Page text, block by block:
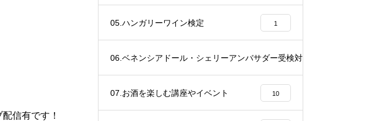
信有です！
05.ハンガリーワイン検定 1
06.ベネンシアドール・シェリーアンバサダー受検対策講座
07.お酒を楽しむ講座やイベント 10